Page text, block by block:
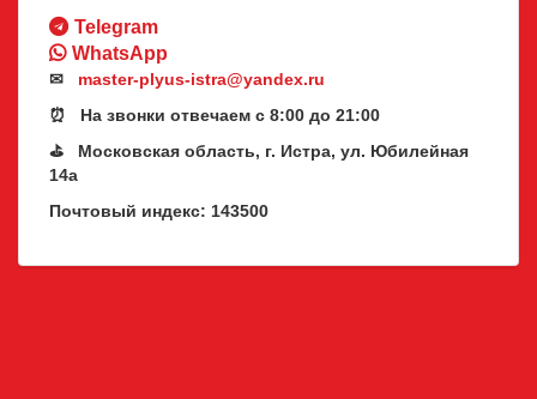
Telegram
WhatsApp
✉ master-plyus-istra@yandex.ru
⏰ На звонки отвечаем с 8:00 до 21:00
⛳ Московская область, г. Истра, ул. Юбилейная
14а
Почтовый индекс: 143500